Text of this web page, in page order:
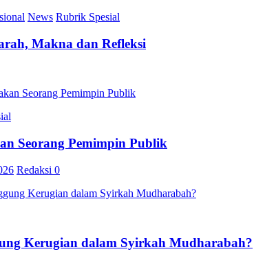
News Rubrik Spesial
Makna dan Refleksi
Seorang Pemimpin Publik
Redaksi 0
Kerugian dalam Syirkah Mudharabah?